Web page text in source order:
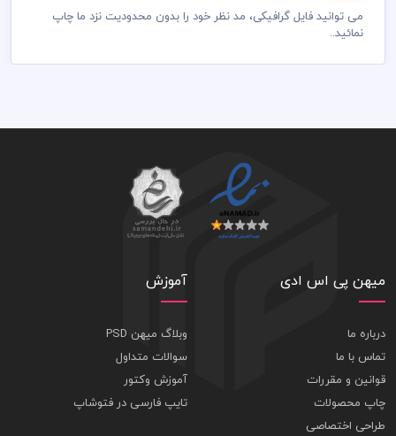
می توانید فایل گرافیکی، مد نظر خود را بدون محدودیت نزد ما چاپ
نمائید..
میهن پی اس ادی
درباره ما
تماس با ما
قوانین و مقررات
چاپ محصولات
طراحی اختصاصی
آموزش
وبلاگ میهن PSD
سوالات متداول
آموزش وکتور
تایپ فارسی در فتوشاپ